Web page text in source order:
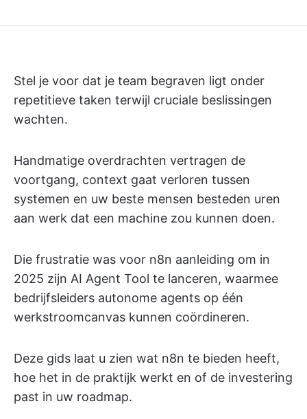
Stel je voor dat je team begraven ligt onder
repetitieve taken terwijl cruciale beslissingen
wachten.
Handmatige overdrachten vertragen de
voortgang, context gaat verloren tussen
systemen en uw beste mensen besteden uren
aan werk dat een machine zou kunnen doen.
Die frustratie was voor n8n aanleiding om in
2025 zijn AI Agent Tool te lanceren, waarmee
bedrijfsleiders autonome agents op één
werkstroomcanvas kunnen coördineren.
Deze gids laat u zien wat n8n te bieden heeft,
hoe het in de praktijk werkt en of de investering
past in uw roadmap.